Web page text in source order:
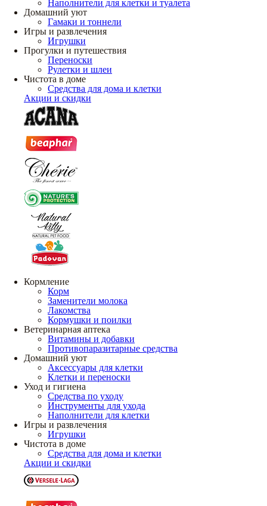
Наполнители для клетки и туалета
Домашний уют
Гамаки и тоннели
Игры и развлечения
Игрушки
Прогулки и путешествия
Переноски
Рулетки и шлеи
Чистота в доме
Средства для дома и клетки
Акции и скидки
Кормление
Корм
Заменители молока
Лакомства
Кормушки и поилки
Ветеринарная аптека
Витамины и добавки
Противопаразитарные средства
Домашний уют
Аксессуары для клетки
Клетки и переноски
Уход и гигиена
Средства по уходу
Инструменты для ухода
Наполнители для клетки
Игры и развлечения
Игрушки
Чистота в доме
Средства для дома и клетки
Акции и скидки